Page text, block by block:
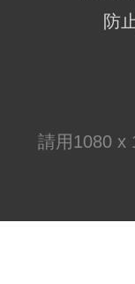
防
請用1080 x